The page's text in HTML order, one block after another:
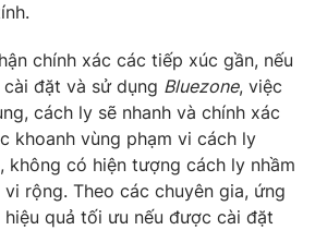
hình thức nếu không có sự chấp
rõ nguồn VTV.vn khi phát hành lại
chính xác các tiếp xúc gần, nếu
đặt và sử dụng Bluezone, việc
cách ly sẽ nhanh và chính xác
khoanh vùng phạm vi cách ly
không có hiện tượng cách ly nhầm
rộng. Theo các chuyên gia, ứng
quả tối ưu nếu được cài đặt